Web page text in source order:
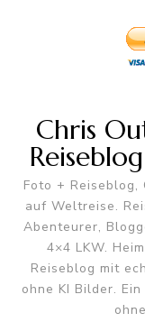
Chris
Foto +
auf Weltreise.
Abenteurer,
4×4 LKW.
Reiseblog mit
ohne KI Bilder.